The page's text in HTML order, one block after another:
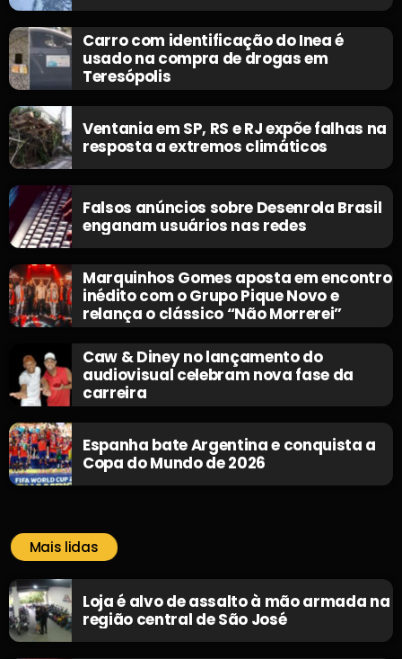
Carro com identificação do Inea é
usado na compra de drogas em
Teresópolis
Ventania em SP, RS e RJ expõe falhas na
resposta a extremos climáticos
Falsos anúncios sobre Desenrola Brasil
enganam usuários nas redes
Marquinhos Gomes aposta em encontro
inédito com o Grupo Pique Novo e
relança o clássico “Não Morrerei”
Caw & Diney no lançamento do
audiovisual celebram nova fase da
carreira
Espanha bate Argentina e conquista a
Copa do Mundo de 2026
Mais lidas
Loja é alvo de assalto à mão armada na
região central de São José